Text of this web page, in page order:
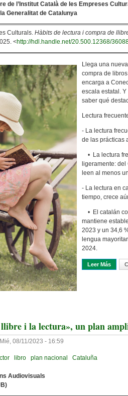
de l’Institut Català de les Empreses
Generalitat de Catalunya
Culturals. Hàbits de lectura i compra de
<http://hdl.handle.net/20.500.12368/
Llega una
compra de
encarga a
escala estatal.
saber qué
Lectura
- La lectura
de las prácticas
• La lectura
ligeramente:
leen al menos
- La lectura en
tiempo, crece
• El catalán
mantiene
2023 y un 34,6
lengua
2024.
Leer Más
i la lectura», un plan
Mié, 08/11/2023 - 16:59
libro plan nacional
Cataluña
Audiovisuals